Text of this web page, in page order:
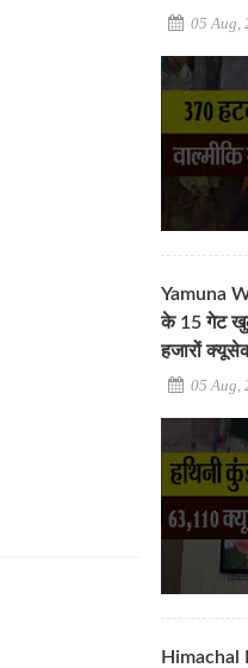
05 Aug,
Yamuna
के 15 गेट
हजारों
05 Aug,
Himachal